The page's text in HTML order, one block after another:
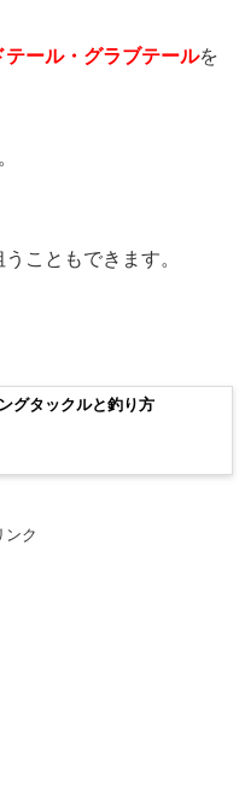
テール・グラブテールを
こともできます。
グタックルと釣り方
ンク